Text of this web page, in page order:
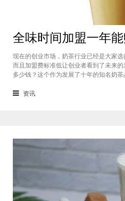
现在的创业市场，奶茶行业已经是大家
而且加盟费标准低让创业者看到了未来
多少钱？这个作为发展了十年的知名奶
盟基本上每年的纯利润可以达到20万。
资讯